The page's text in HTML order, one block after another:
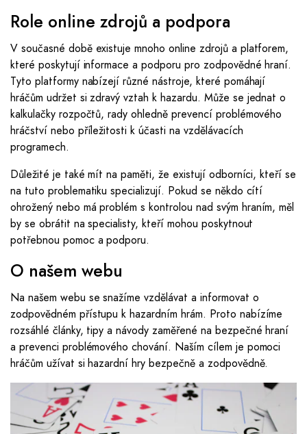
Role online zdrojů a podpora
V současné době existuje mnoho online zdrojů a platforem,
které poskytují informace a podporu pro zodpovědné hraní.
Tyto platformy nabízejí různé nástroje, které pomáhají
hráčům udržet si zdravý vztah k hazardu. Může se jednat o
kalkulačky rozpočtů, rady ohledně prevencí problémového
hráčství nebo příležitosti k účasti na vzdělávacích
programech.
Důležité je také mít na paměti, že existují odborníci, kteří se
na tuto problematiku specializují. Pokud se někdo cítí
ohrožený nebo má problém s kontrolou nad svým hraním, měl
by se obrátit na specialisty, kteří mohou poskytnout
potřebnou pomoc a podporu.
O našem webu
Na našem webu se snažíme vzdělávat a informovat o
zodpovědném přístupu k hazardním hrám. Proto nabízíme
rozsáhlé články, tipy a návody zaměřené na bezpečné hraní
a prevenci problémového chování. Naším cílem je pomoci
hráčům užívat si hazardní hry bezpečně a zodpovědně.